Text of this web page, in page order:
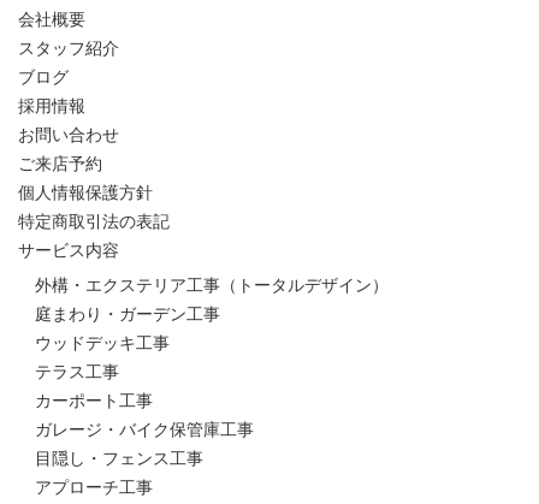
会社概要
スタッフ紹介
ブログ
採用情報
お問い合わせ
ご来店予約
個人情報保護方針
特定商取引法の表記
サービス内容
外構・エクステリア工事（トータルデザイン）
庭まわり・ガーデン工事
ウッドデッキ工事
テラス工事
カーポート工事
ガレージ・バイク保管庫工事
目隠し・フェンス工事
アプローチ工事